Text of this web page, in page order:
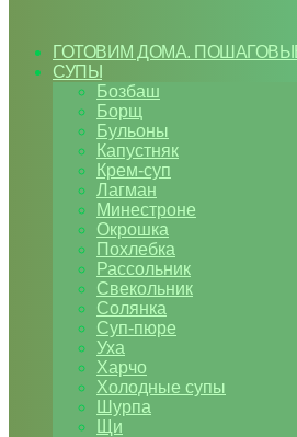
ГОТОВИМ ДОМА.
СУПЫ
Бозбаш
Борщ
Бульоны
Капустняк
Крем-суп
Лагман
Минестроне
Окрошка
Похлебка
Рассольник
Свекольник
Солянка
Суп-пюре
Уха
Харчо
Холодные супы
Шурпа
Щи